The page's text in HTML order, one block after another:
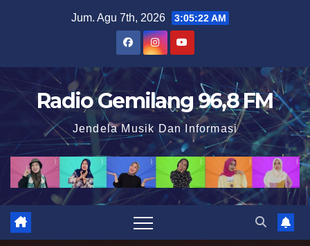
t
o
n
Jum. Agu 7th, 2026 3:05:24 AM
Radio Gemilang 96,8 FM
Jendela Musik Dan Informasi